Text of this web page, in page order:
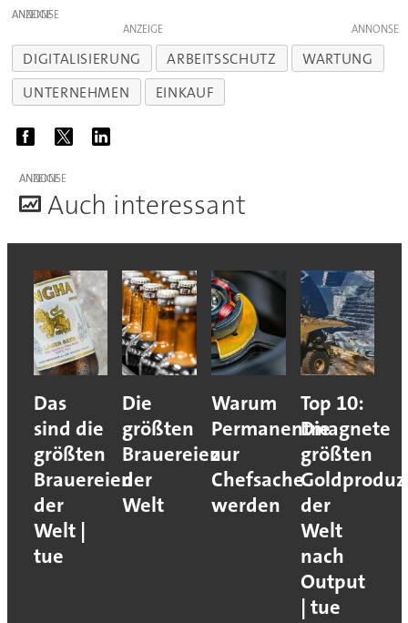
ANZEIGE
ANZEIGE
DIGITALISIERUNG ARBEITSSCHUTZ
WARTUNG
UNTERNEHMEN
EINKAUF
ANZEIGE
Auch interessant
Das
sind die
größten
Brauereien
der
Welt |
tue
Die
größten
Brauereien
der
Welt
Warum
Permanentmagnete
zur
Chefsache
werden
Top 10:
Die
größten
der
Welt
nach
Output
| tue